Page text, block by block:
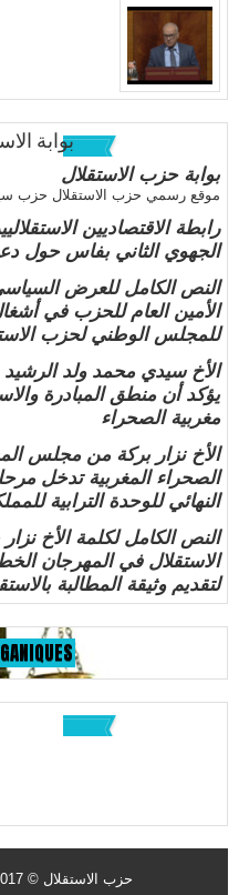
بوابة
بوابة حزب الاستقلال
موقع رسمي حزب الاستقلال حزب
رابطة الاقتصاديين
الجهوي الثاني بفاس حول
النص الكامل للعرض
الأمين العام للحزب في أشغال
للمجلس الوطني لحزب
الأخ سيدي محمد ولد
يؤكد أن منطق المبادرة
مغربية الصحراء
الأخ نزار بركة من مجلس
النهائي للوحدة الترابية
النص الكامل لكلمة الأخ
لتقديم وثيقة المطالبة
حزب الاستقلال © 2017. جميع الحقوق محفوظة